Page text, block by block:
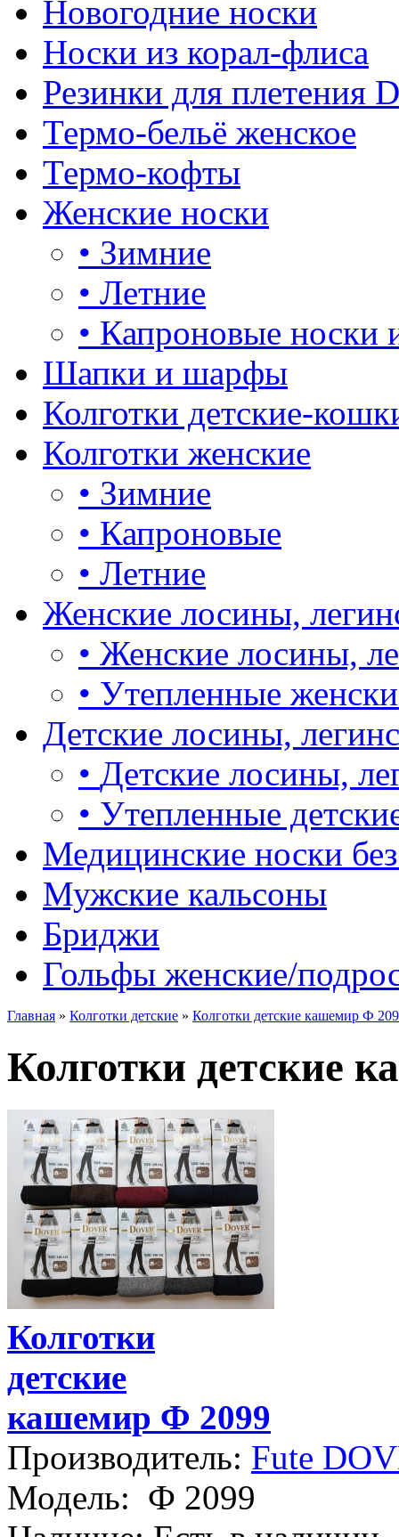
Новогодние носки
Носки из корал-флиса
Резинки для плетения
Термо-бельё женское
Термо-кофты
Женские носки
• Зимние
• Летние
• Капроновые носки
Шапки и шарфы
Колготки детские-
Колготки женские
• Зимние
• Капроновые
• Летние
Женские лосины,
• Женские лосины,
• Утепленные
Детские лосины,
• Детские лосины,
• Утепленные
Медицинские носки
Мужские кальсоны
Бриджи
Гольфы женские/
Главная » Колготки детские » Колготки детские кашемир Ф
Колготки детские
Колготки
детские
кашемир Ф 2099
Производитель: Fute
Модель: Ф 2099